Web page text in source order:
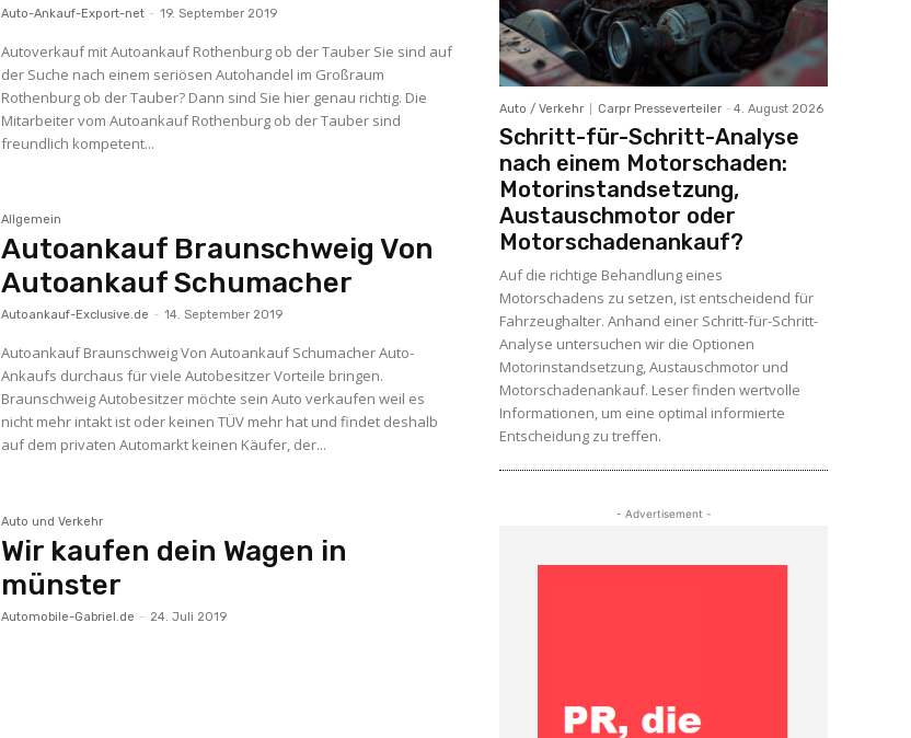
Auto-Ankauf-Export-net - 19. September 2019
Autoverkauf mit Autoankauf Rothenburg ob der Tauber Sie sind auf
der Suche nach einem seriösen Autohandel im Großraum
Rothenburg ob der Tauber? Dann sind Sie hier genau richtig. Die
Mitarbeiter vom Autoankauf Rothenburg ob der Tauber sind
freundlich kompetent...
Allgemein
Autoankauf Braunschweig Von
Autoankauf Schumacher
Autoankauf-Exclusive.de - 14. September 2019
Autoankauf Braunschweig Von Autoankauf Schumacher Auto-
Ankaufs durchaus für viele Autobesitzer Vorteile bringen.
Braunschweig Autobesitzer möchte sein Auto verkaufen weil es
nicht mehr intakt ist oder keinen TÜV mehr hat und findet deshalb
auf dem privaten Automarkt keinen Käufer, der...
Auto und Verkehr
Wir kaufen dein Wagen in
münster
Automobile-Gabriel.de - 24. Juli 2019
Auto / Verkehr Carpr Presseverteiler - 4. August 2026
Schritt-für-Schritt-Analyse
nach einem Motorschaden:
Motorinstandsetzung,
Austauschmotor oder
Motorschadenankauf?
Auf die richtige Behandlung eines
Motorschadens zu setzen, ist entscheidend für
Fahrzeughalter. Anhand einer Schritt-für-Schritt-
Analyse untersuchen wir die Optionen
Motorinstandsetzung, Austauschmotor und
Motorschadenankauf. Leser finden wertvolle
Informationen, um eine optimal informierte
Entscheidung zu treffen.
- Advertisement -